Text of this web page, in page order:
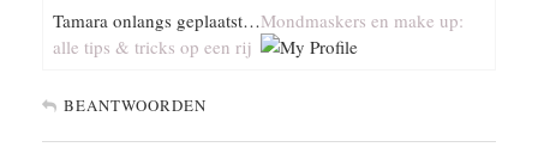
Tamara onlangs geplaatst…Mondmaskers en make up:
alle tips & tricks op een rij
BEANTWOORDEN